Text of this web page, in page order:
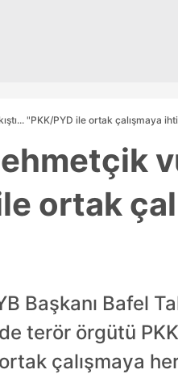
"PKK/PYD ile ortak çalışmaya
ortak
Başkanı Bafel
terör örgütü
çalışmaya